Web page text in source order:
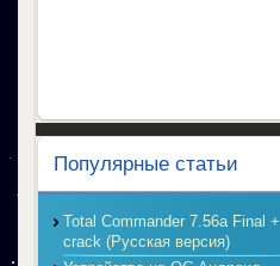
Популярные статьи
Total Commander 7.56a Final +
crack (Русская версия)